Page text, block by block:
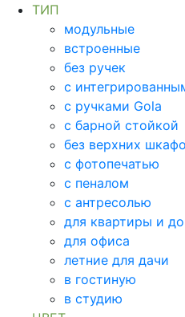
ТИП
модульные
встроенные
без ручек
с
с ручками Gola
с барной стойкой
без верхних
с фотопечатью
с пеналом
с антресолью
для квартиры и
для офиса
летние для дачи
в гостиную
в студию